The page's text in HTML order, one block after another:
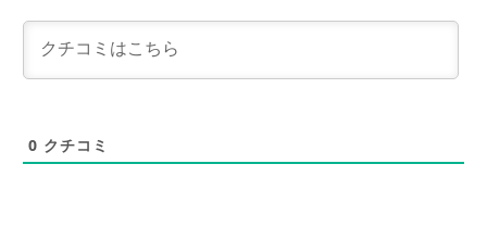
0 クチコミ